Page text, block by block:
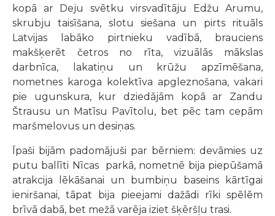
kopā ar Deju svētku virsvadītāju Edžu Arumu,
skrubju taisīšana, slotu siešana un pirts rituāls
Latvijas labāko pirtnieku vadībā, brauciens
makšķerēt četros no rīta, vizuālās mākslas
darbnīca, lakatiņu un krūžu apzīmēšana,
nometnes karoga kolektīva apgleznošana, vakari
pie ugunskura, kur dziedājām kopā ar Zandu
Štrausu un Matīsu Pavītolu, bet pēc tam cepām
maršmelovus un desiņas.
Īpaši bijām padomājuši par bērniem: devāmies uz
putu ballīti Nīcas parkā, nometnē bija piepūšamā
atrakcija lēkāšanai un bumbiņu baseins kārtīgai
ieniršanai, tāpat bija pieejami dažādi rīki spēlēm
brīvā dabā, bet mežā varēja iziet šķēršļu trasi.